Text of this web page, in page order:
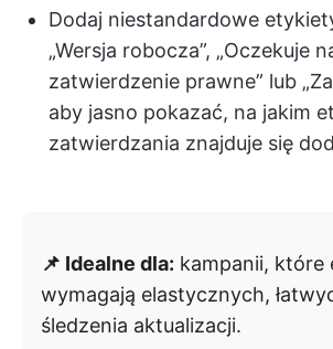
Dodaj niestandardowe
„Wersja robocza”, „Oczekuje
zatwierdzenie prawne” lub
aby jasno pokazać, na jakim
zatwierdzania znajduje się
📌 Idealne dla: kampanii, które
wymagają elastycznych,
śledzenia aktualizacji.